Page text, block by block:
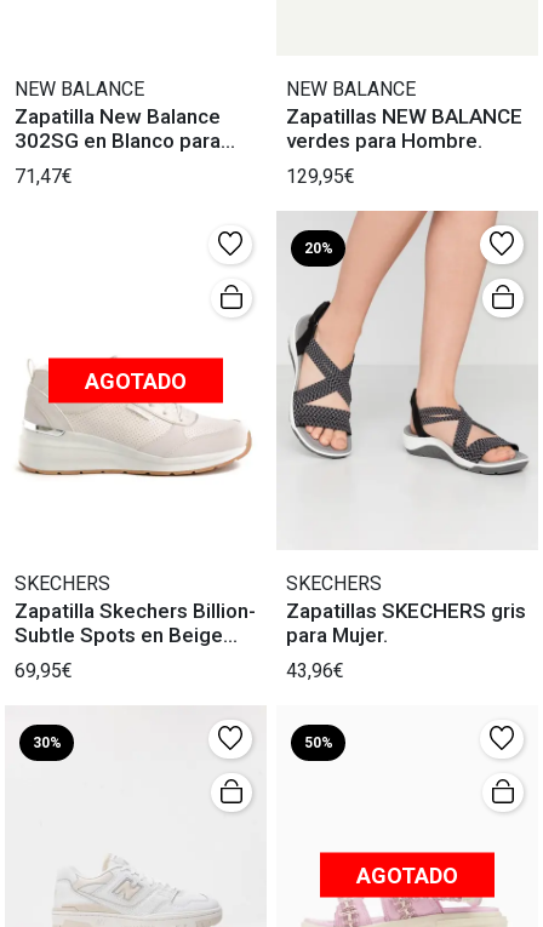
NEW BALANCE
Zapatilla New Balance
302SG en Blanco para
Mujer
71,47€
NEW BALANCE
Zapatillas NEW BALANCE
verdes para Hombre.
129,95€
AGOTADO
SKECHERS
Zapatilla Skechers Billion-
Subtle Spots en Beige
para Mujer
69,95€
20%
SKECHERS
Zapatillas SKECHERS gris
para Mujer.
43,96€
30% 50%
AGOTADO